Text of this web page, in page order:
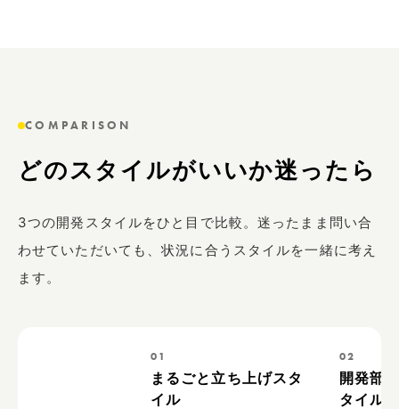
COMPARISON
どのスタイルがいいか迷ったら
3つの開発スタイルをひと目で比較。迷ったまま問い合
わせていただいても、状況に合うスタイルを一緒に考え
ます。
01
まるごと立ち上げスタ
イル
02
開発部
タイル